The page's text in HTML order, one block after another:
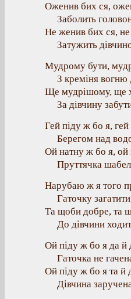
Оженив бих ся,
Заболить
Не женив бих ся,
Затужить
Мудрому бути,
З креміня вогню
Ще мудрішому, ще
За дівчину
Гей піду ж бо я,
Берегом над
Ой натну ж бо я, ой
Пруттячка
Нарубаю ж я того
Гаточку
Та щоби добре, та
До дівчини
Ой піду ж бо я да й
Гаточка не
Ой піду ж бо я та й
Дівчина